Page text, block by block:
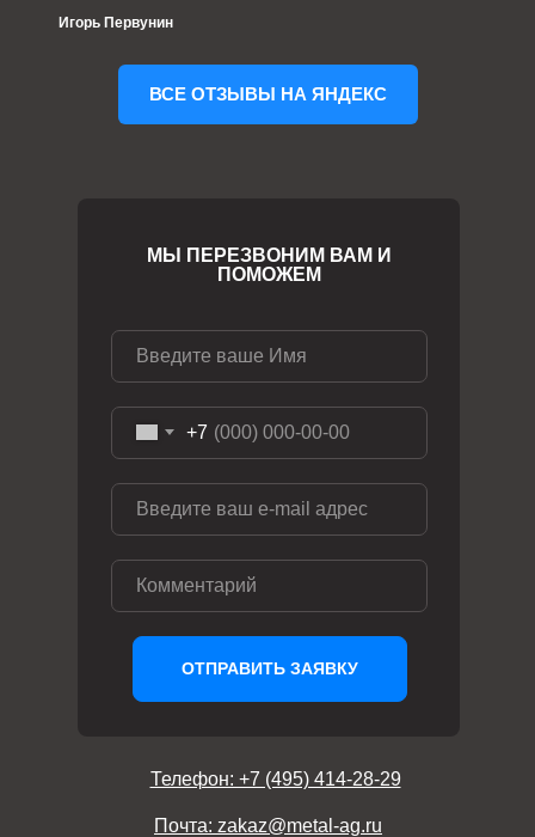
Игорь Первунин
ВСЕ ОТЗЫВЫ НА ЯНДЕКС
+7
ОТПРАВИТЬ ЗАЯВКУ
МЫ ПЕРЕЗВОНИМ ВАМ И
ПОМОЖЕМ
Телефон: +7 (495) 414-28-29
Почта: zakaz@metal-ag.ru